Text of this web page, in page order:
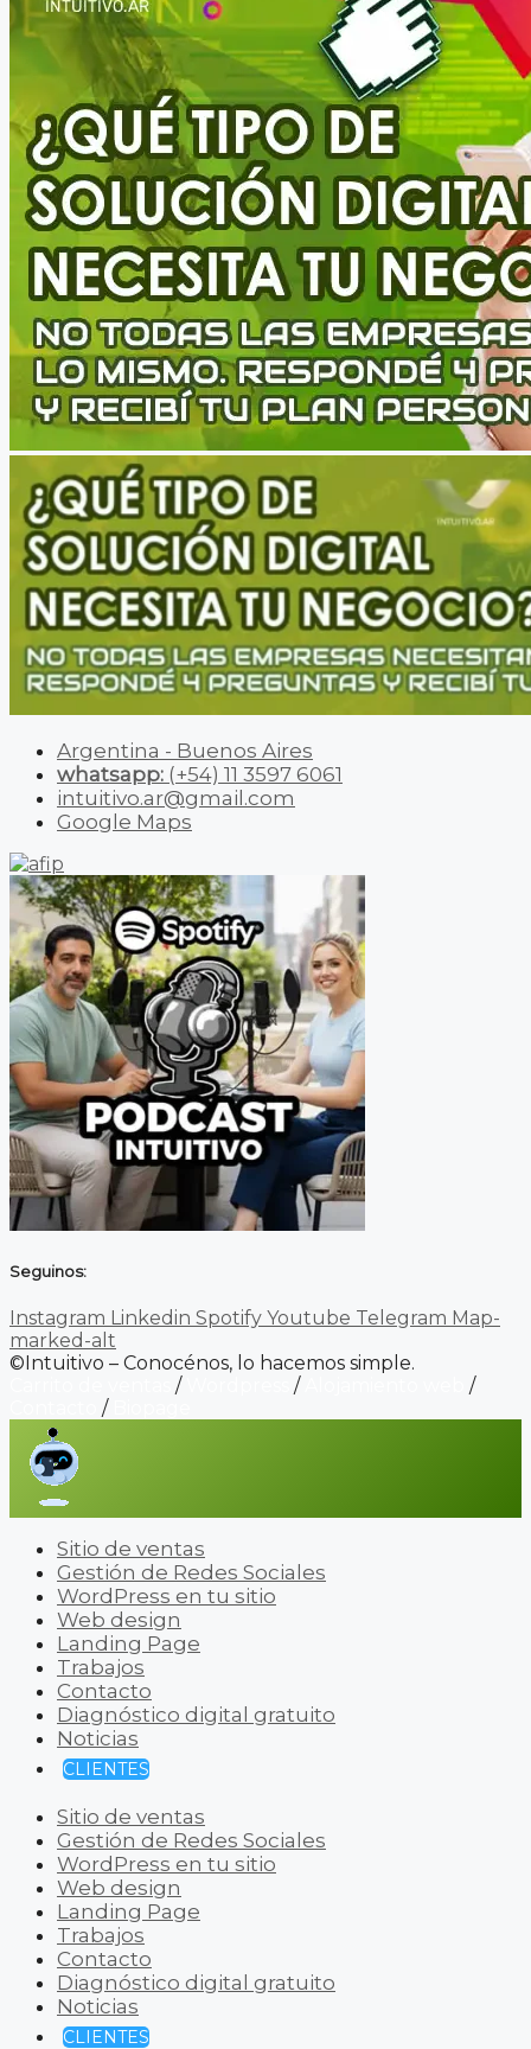
Argentina - Buenos Aires
whatsapp: (+54) 11 3597 6061
intuitivo.ar@gmail.com
Google Maps
Seguinos:
Instagram Linkedin Spotify Youtube Telegram Map-
marked-alt
©Intuitivo – Conocénos, lo hacemos simple.
/ /
/
/
Sitio de ventas
Gestión de Redes Sociales
WordPress en tu sitio
Web design
Landing Page
Trabajos
Contacto
Diagnóstico digital gratuito
Noticias
CLIENTES
Sitio de ventas
Gestión de Redes Sociales
WordPress en tu sitio
Web design
Landing Page
Trabajos
Contacto
Diagnóstico digital gratuito
Noticias
CLIENTES